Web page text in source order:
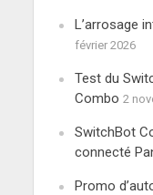
L’arrosage
février 2026
Test du
Combo 2
SwitchBot
connecté
Promo